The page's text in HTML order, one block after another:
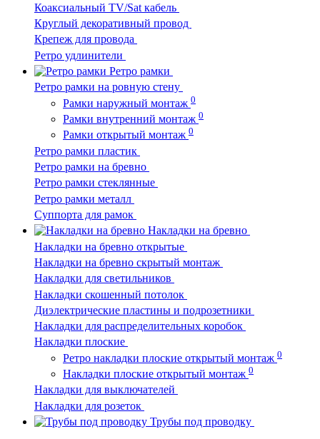
Коаксиальный TV/Sat кабель
Круглый декоративный провод
Крепеж для провода
Ретро удлинители
Ретро рамки
Ретро рамки на ровную стену
Рамки наружный монтаж 0
Рамки внутренний монтаж 0
Рамки открытый монтаж 0
Ретро рамки пластик
Ретро рамки на бревно
Ретро рамки стеклянные
Ретро рамки металл
Суппорта для рамок
Накладки на бревно
Накладки на бревно открытые
Накладки на бревно скрытый монтаж
Накладки для светильников
Накладки скошенный потолок
Диэлектрические пластины и подрозетники
Накладки для распределительных коробок
Накладки плоские
Ретро накладки плоские открытый монтаж 0
Накладки плоские открытый монтаж 0
Накладки для выключателей
Накладки для розеток
Трубы под проводку